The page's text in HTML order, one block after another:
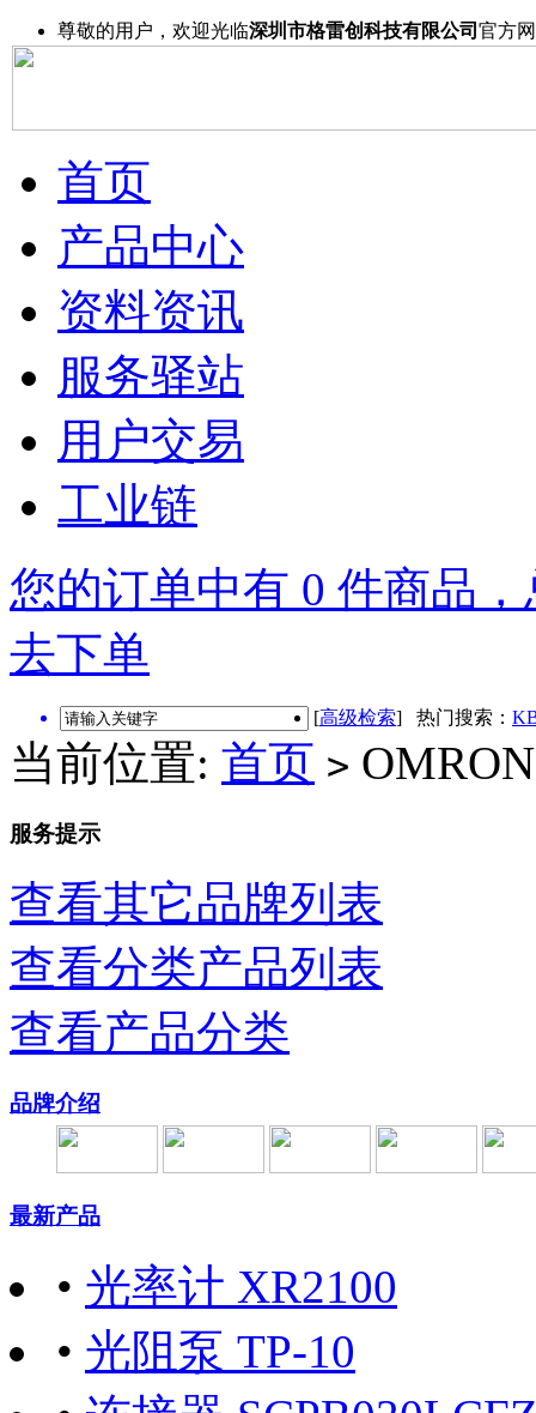
尊敬的用户，欢迎光临深圳市格雷创科技有限公司 官方
首页
产品中心
资料资讯
服务驿站
用户交易
工业链
您的订单中有 0 件商品
去下单
[高级检索] 热门搜索：
当前位置: 首页 >
服务提示
查看其它品牌列表
查看分类产品列表
查看产品分类
品牌介绍
最新产品
• 光率计 XR2100
• 光阻泵 TP-10